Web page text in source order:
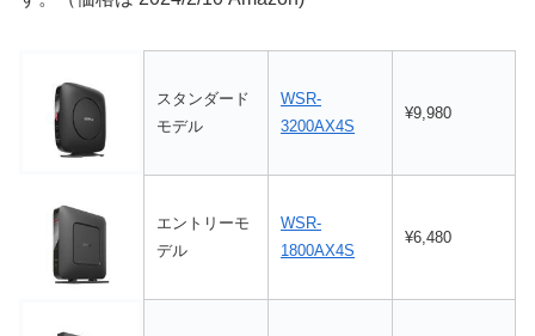
スタンダード
モデル
WSR-
3200AX4S
¥9,980
エントリーモ
デル
WSR-
1800AX4S
¥6,480